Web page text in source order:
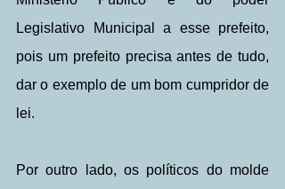
Legislativo Municipal a esse prefeito,
pois um prefeito precisa antes de tudo,
dar o exemplo de um bom cumpridor de
lei.
Por outro lado, os políticos do molde